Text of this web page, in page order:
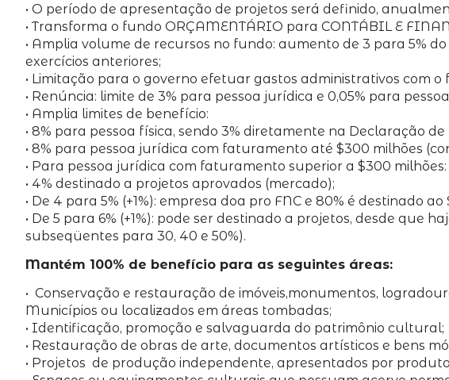
• O período de apresentação de projetos será definido,
• Transforma o fundo ORÇAMENTÁRIO para CONTÁBIL E
• Amplia volume de recursos no fundo: aumento de 3 para 5%
exercícios anteriores;
• Limitação para o governo efetuar gastos administrativos com
• Renúncia: limite de 3% para pessoa jurídica e 0,05% para
• Amplia limites de benefício:
• 8% para pessoa física, sendo 3% diretamente na Declaração
• 8% para pessoa jurídica com faturamento até $300 milhões
• Para pessoa jurídica com faturamento superior a $300 milhões:
• 4% destinado a projetos aprovados (mercado);
• De 4 para 5% (+1%): empresa doa pro FNC e 80% é destinado
• De 5 para 6% (+1%): pode ser destinado a projetos, desde que
subseqüentes para 30, 40 e 50%).
Mantém 100% de benefício para as seguintes áreas:
• Conservação e restauração de imóveis,monumentos,
Municípios ou localizados em áreas tombadas;
• Identificação, promoção e salvaguarda do patrimônio cultural;
• Restauração de obras de arte, documentos artísticos e bens
• Projetos de produção independente, apresentados por